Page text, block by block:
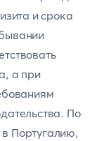
и срока
а при
По
в Португалию,